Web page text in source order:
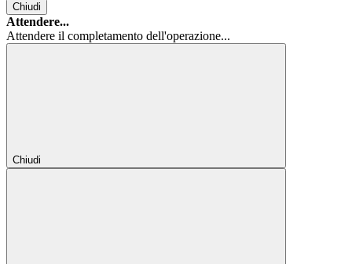
Chiudi
Attendere...
Attendere il completamento dell'operazione...
Chiudi